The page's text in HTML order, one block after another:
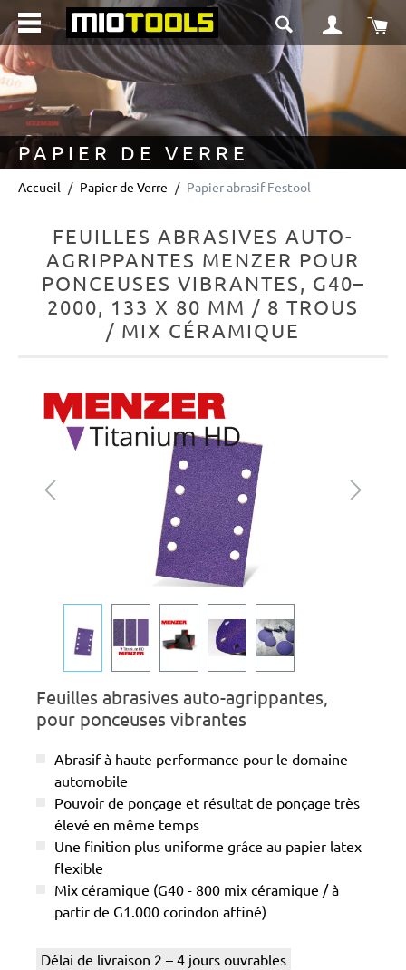
principal
PAPIER DE VERRE
Accueil Papier de Verre Papier abrasif Festool
FEUILLES ABRASIVES AUTO-
AGRIPPANTES MENZER POUR
PONCEUSES VIBRANTES, G40–
2000, 133 X 80 MM / 8 TROUS
/ MIX CÉRAMIQUE
Ignorer la galerie d'images
Feuilles abrasives auto-agrippantes,
pour ponceuses vibrantes
Abrasif à haute performance pour le domaine
automobile
Pouvoir de ponçage et résultat de ponçage très
élevé en même temps
Une finition plus uniforme grâce au papier latex
flexible
Mix céramique (G40 - 800 mix céramique / à
partir de G1.000 corindon affiné)
Délai de livraison 2 – 4 jours ouvrables